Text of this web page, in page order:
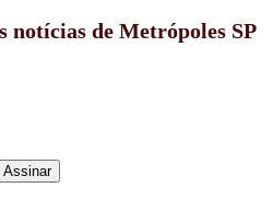
notícias de Metrópoles SP
Assinar